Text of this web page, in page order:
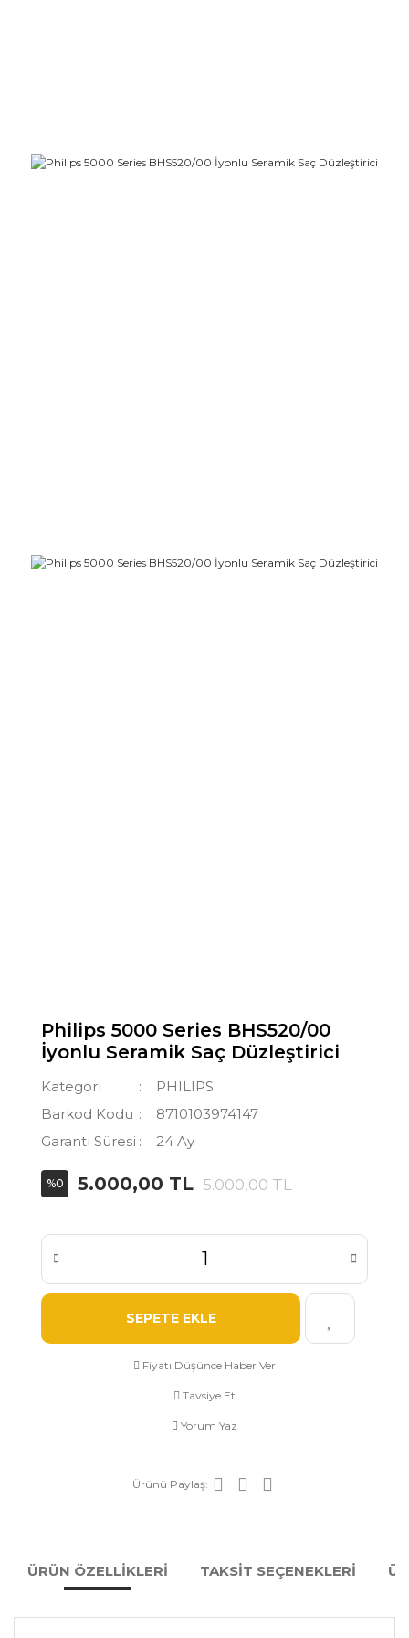
Philips 5000 Series BHS520/00
İyonlu Seramik Saç Düzleştirici
Kategori
PHILIPS
Barkod Kodu
8710103974147
Garanti Süresi
24 Ay
%0 5.000,00 TL 5.000,00 TL
SEPETE EKLE
Fiyatı Düşünce Haber Ver
Tavsiye Et
Yorum Yaz
Ürünü Paylaş:
ÜRÜN ÖZELLİKLERİ TAKSİT SEÇENEKLERİ